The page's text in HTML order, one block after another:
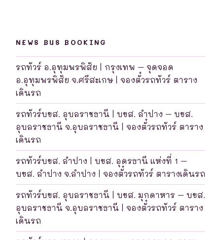
NEWS BUS BOOKING
รถทัวร์ อ.อุทุมพรพิสัย | กรุงเทพ – จุดจอด
อ.อุทุมพรพิสัย จ.ศรีสะเกษ | จองตั๋วรถทัวร์ ตาราง
เดินรถ
รถทัวร์บขส. อุบลราชธานี | บขส. ลำปาง – บขส.
อุบลราชธานี จ.อุบลราชธานี | จองตั๋วรถทัวร์ ตาราง
เดินรถ
รถทัวร์บขส. ลำปาง | บขส. อุดรธานี แห่งที่ 1 –
บขส. ลำปาง จ.ลำปาง | จองตั๋วรถทัวร์ ตารางเดินรถ
รถทัวร์บขส. อุบลราชธานี | บขส. มุกดาหาร – บขส.
อุบลราชธานี จ.อุบลราชธานี | จองตั๋วรถทัวร์ ตาราง
เดินรถ